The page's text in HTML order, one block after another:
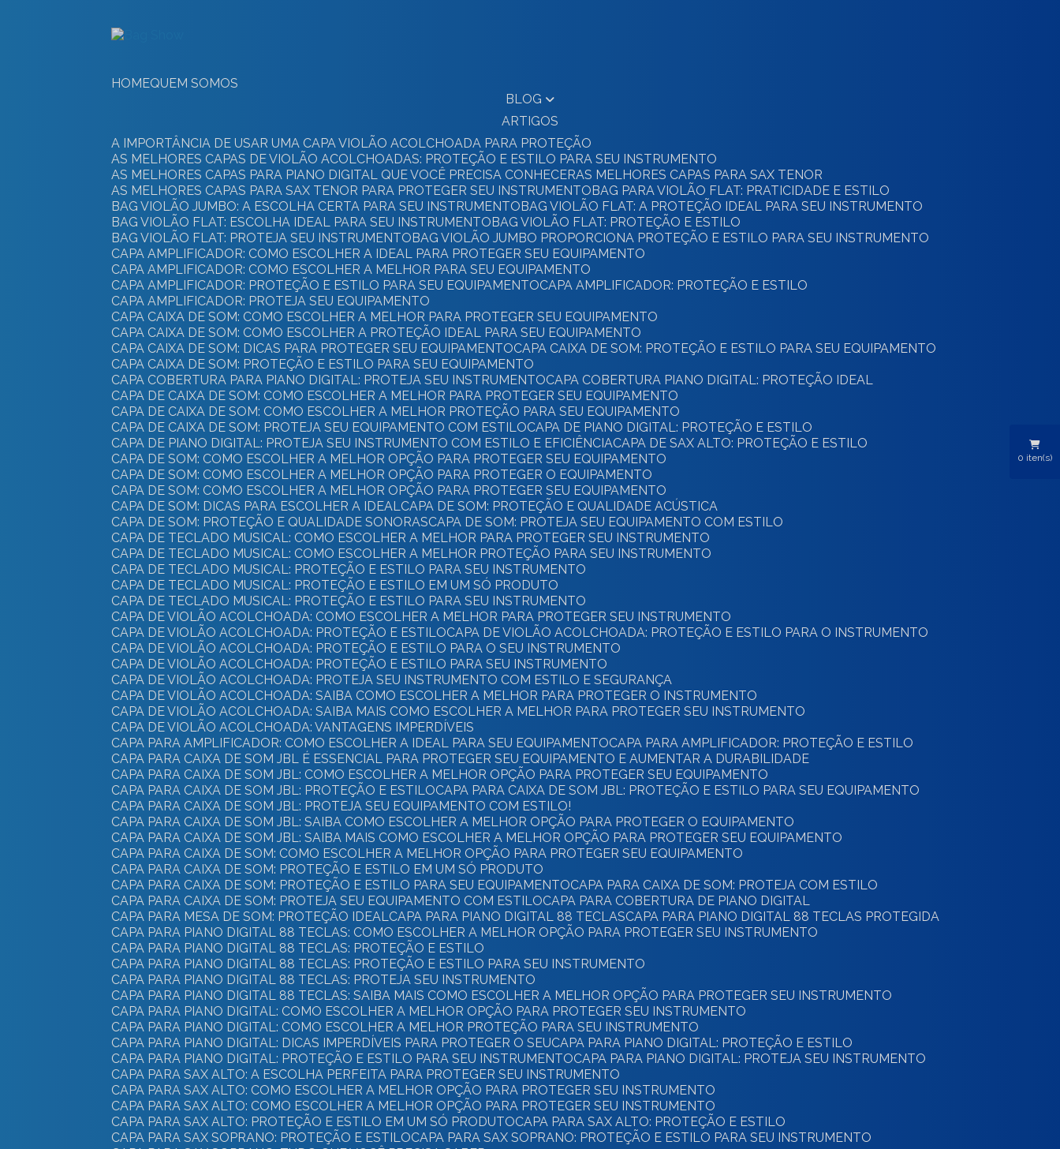
HOME
QUEM SOMOS
BLOG
ARTIGOS
A IMPORTÂNCIA DE USAR UMA CAPA VIOLÃO ACOLCHOADA PARA PROTEÇÃO
AS MELHORES CAPAS DE VIOLÃO ACOLCHOADAS: PROTEÇÃO E ESTILO PARA SEU INSTRUMENTO
AS MELHORES CAPAS PARA PIANO DIGITAL QUE VOCÊ PRECISA CONHECER AS MELHORES CAPAS PARA SAX TENOR
AS MELHORES CAPAS PARA SAX TENOR PARA PROTEGER SEU INSTRUMENTO
BAG PARA VIOLÃO FLAT: PRATICIDADE E ESTILO
BAG VIOLÃO JUMBO: A ESCOLHA CERTA PARA SEU INSTRUMENTO
BAG VIOLÃO FLAT: A PROTEÇÃO IDEAL PARA SEU INSTRUMENTO
BAG VIOLÃO FLAT: ESCOLHA IDEAL PARA SEU INSTRUMENTO
BAG VIOLÃO FLAT: PROTEÇÃO E ESTILO
BAG VIOLÃO FLAT: PROTEJA SEU INSTRUMENTO
BAG VIOLÃO JUMBO PROPORCIONA PROTEÇÃO E ESTILO PARA SEU INSTRUMENTO
CAPA AMPLIFICADOR: COMO ESCOLHER A IDEAL PARA PROTEGER SEU EQUIPAMENTO
CAPA AMPLIFICADOR: COMO ESCOLHER A MELHOR PARA SEU EQUIPAMENTO
CAPA AMPLIFICADOR: PROTEÇÃO E ESTILO PARA SEU EQUIPAMENTO
CAPA AMPLIFICADOR: PROTEÇÃO E ESTILO
CAPA AMPLIFICADOR: PROTEJA SEU EQUIPAMENTO
CAPA CAIXA DE SOM: COMO ESCOLHER A MELHOR PARA PROTEGER SEU EQUIPAMENTO
CAPA CAIXA DE SOM: COMO ESCOLHER A PROTEÇÃO IDEAL PARA SEU EQUIPAMENTO
CAPA CAIXA DE SOM: DICAS PARA PROTEGER SEU EQUIPAMENTO
CAPA CAIXA DE SOM: PROTEÇÃO E ESTILO PARA SEU EQUIPAMENTO
CAPA CAIXA DE SOM: PROTEÇÃO E ESTILO PARA SEU EQUIPAMENTO
CAPA COBERTURA PARA PIANO DIGITAL: PROTEJA SEU INSTRUMENTO
CAPA COBERTURA PIANO DIGITAL: PROTEÇÃO IDEAL
CAPA DE CAIXA DE SOM: COMO ESCOLHER A MELHOR PARA PROTEGER SEU EQUIPAMENTO
CAPA DE CAIXA DE SOM: COMO ESCOLHER A MELHOR PROTEÇÃO PARA SEU EQUIPAMENTO
CAPA DE CAIXA DE SOM: PROTEJA SEU EQUIPAMENTO COM ESTILO
CAPA DE PIANO DIGITAL: PROTEÇÃO E ESTILO
CAPA DE PIANO DIGITAL: PROTEJA SEU INSTRUMENTO COM ESTILO E EFICIÊNCIA CAPA DE SAX ALTO: PROTEÇÃO E ESTILO
CAPA DE SOM: COMO ESCOLHER A MELHOR OPÇÃO PARA PROTEGER SEU EQUIPAMENTO
CAPA DE SOM: COMO ESCOLHER A MELHOR OPÇÃO PARA PROTEGER O EQUIPAMENTO
CAPA DE SOM: COMO ESCOLHER A MELHOR OPÇÃO PARA PROTEGER SEU EQUIPAMENTO
CAPA DE SOM: DICAS PARA ESCOLHER A IDEAL CAPA DE SOM: PROTEÇÃO E QUALIDADE ACÚSTICA
CAPA DE SOM: PROTEÇÃO E QUALIDADE SONORAS
CAPA DE SOM: PROTEJA SEU EQUIPAMENTO COM ESTILO
CAPA DE TECLADO MUSICAL: COMO ESCOLHER A MELHOR PARA PROTEGER SEU INSTRUMENTO
CAPA DE TECLADO MUSICAL: COMO ESCOLHER A MELHOR PROTEÇÃO PARA SEU INSTRUMENTO
CAPA DE TECLADO MUSICAL: PROTEÇÃO E ESTILO PARA SEU INSTRUMENTO
CAPA DE TECLADO MUSICAL: PROTEÇÃO E ESTILO EM UM SÓ PRODUTO
CAPA DE TECLADO MUSICAL: PROTEÇÃO E ESTILO PARA SEU INSTRUMENTO
CAPA DE VIOLÃO ACOLCHOADA: COMO ESCOLHER A MELHOR PARA PROTEGER SEU INSTRUMENTO
CAPA DE VIOLÃO ACOLCHOADA: PROTEÇÃO E ESTILO
CAPA DE VIOLÃO ACOLCHOADA: PROTEÇÃO E ESTILO PARA O INSTRUMENTO
CAPA DE VIOLÃO ACOLCHOADA: PROTEÇÃO E ESTILO PARA O SEU INSTRUMENTO
CAPA DE VIOLÃO ACOLCHOADA: PROTEÇÃO E ESTILO PARA SEU INSTRUMENTO
CAPA DE VIOLÃO ACOLCHOADA: PROTEJA SEU INSTRUMENTO COM ESTILO E SEGURANÇA
CAPA DE VIOLÃO ACOLCHOADA: SAIBA COMO ESCOLHER A MELHOR PARA PROTEGER O INSTRUMENTO
CAPA DE VIOLÃO ACOLCHOADA: SAIBA MAIS COMO ESCOLHER A MELHOR PARA PROTEGER SEU INSTRUMENTO
CAPA DE VIOLÃO ACOLCHOADA: VANTAGENS IMPERDÍVEIS
CAPA PARA AMPLIFICADOR: COMO ESCOLHER A IDEAL PARA SEU EQUIPAMENTO
CAPA PARA AMPLIFICADOR: PROTEÇÃO E ESTILO
CAPA PARA CAIXA DE SOM JBL É ESSENCIAL PARA PROTEGER SEU EQUIPAMENTO E AUMENTAR A DURABILIDADE
CAPA PARA CAIXA DE SOM JBL: COMO ESCOLHER A MELHOR OPÇÃO PARA PROTEGER SEU EQUIPAMENTO
CAPA PARA CAIXA DE SOM JBL: PROTEÇÃO E ESTILO
CAPA PARA CAIXA DE SOM JBL: PROTEÇÃO E ESTILO PARA SEU EQUIPAMENTO
CAPA PARA CAIXA DE SOM JBL: PROTEJA SEU EQUIPAMENTO COM ESTILO!
CAPA PARA CAIXA DE SOM JBL: SAIBA COMO ESCOLHER A MELHOR OPÇÃO PARA PROTEGER O EQUIPAMENTO
CAPA PARA CAIXA DE SOM JBL: SAIBA MAIS COMO ESCOLHER A MELHOR OPÇÃO PARA PROTEGER SEU EQUIPAMENTO
CAPA PARA CAIXA DE SOM: COMO ESCOLHER A MELHOR OPÇÃO PARA PROTEGER SEU EQUIPAMENTO
CAPA PARA CAIXA DE SOM: PROTEÇÃO E ESTILO EM UM SÓ PRODUTO
CAPA PARA CAIXA DE SOM: PROTEÇÃO E ESTILO PARA SEU EQUIPAMENTO
CAPA PARA CAIXA DE SOM: PROTEJA COM ESTILO
CAPA PARA CAIXA DE SOM: PROTEJA SEU EQUIPAMENTO COM ESTILO
CAPA PARA COBERTURA DE PIANO DIGITAL
CAPA PARA MESA DE SOM: PROTEÇÃO IDEAL CAPA PARA PIANO DIGITAL 88 TECLAS
CAPA PARA PIANO DIGITAL 88 TECLAS PROTEGIDA
CAPA PARA PIANO DIGITAL 88 TECLAS: COMO ESCOLHER A MELHOR OPÇÃO PARA PROTEGER SEU INSTRUMENTO
CAPA PARA PIANO DIGITAL 88 TECLAS: PROTEÇÃO E ESTILO
CAPA PARA PIANO DIGITAL 88 TECLAS: PROTEÇÃO E ESTILO PARA SEU INSTRUMENTO
CAPA PARA PIANO DIGITAL 88 TECLAS: PROTEJA SEU INSTRUMENTO
CAPA PARA PIANO DIGITAL 88 TECLAS: SAIBA MAIS COMO ESCOLHER A MELHOR OPÇÃO PARA PROTEGER SEU INSTRUMENTO
CAPA PARA PIANO DIGITAL: COMO ESCOLHER A MELHOR OPÇÃO PARA PROTEGER SEU INSTRUMENTO
CAPA PARA PIANO DIGITAL: COMO ESCOLHER A MELHOR PROTEÇÃO PARA SEU INSTRUMENTO
CAPA PARA PIANO DIGITAL: DICAS IMPERDÍVEIS PARA PROTEGER O SEU
CAPA PARA PIANO DIGITAL: PROTEÇÃO E ESTILO
CAPA PARA PIANO DIGITAL: PROTEÇÃO E ESTILO PARA SEU INSTRUMENTO
CAPA PARA PIANO DIGITAL: PROTEJA SEU INSTRUMENTO
CAPA PARA SAX ALTO: A ESCOLHA PERFEITA PARA PROTEGER SEU INSTRUMENTO
CAPA PARA SAX ALTO: COMO ESCOLHER A MELHOR OPÇÃO PARA PROTEGER SEU INSTRUMENTO
CAPA PARA SAX ALTO: COMO ESCOLHER A MELHOR OPÇÃO PARA PROTEGER SEU INSTRUMENTO
CAPA PARA SAX ALTO: PROTEÇÃO E ESTILO EM UM SÓ PRODUTO
CAPA PARA SAX ALTO: PROTEÇÃO E ESTILO
CAPA PARA SAX SOPRANO: PROTEÇÃO E ESTILO
CAPA PARA SAX SOPRANO: PROTEÇÃO E ESTILO PARA SEU INSTRUMENTO
0 iten(s)